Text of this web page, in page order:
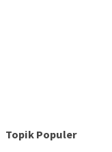
Topik Populer